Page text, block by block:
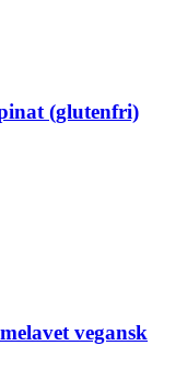
(glutenfri)
vegansk